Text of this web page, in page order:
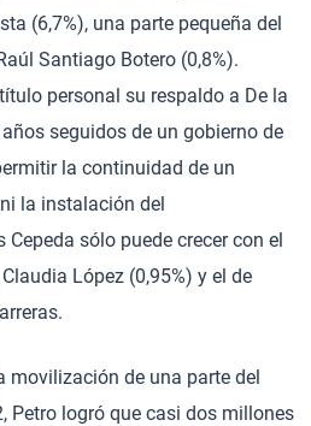
(6,7%), una parte pequeña del
Santiago Botero (0,8%).
personal su respaldo a De la
seguidos de un gobierno de
la continuidad de un
la instalación del
sólo puede crecer con el
López (0,95%) y el de
movilización de una parte del
Petro logró que casi dos millones